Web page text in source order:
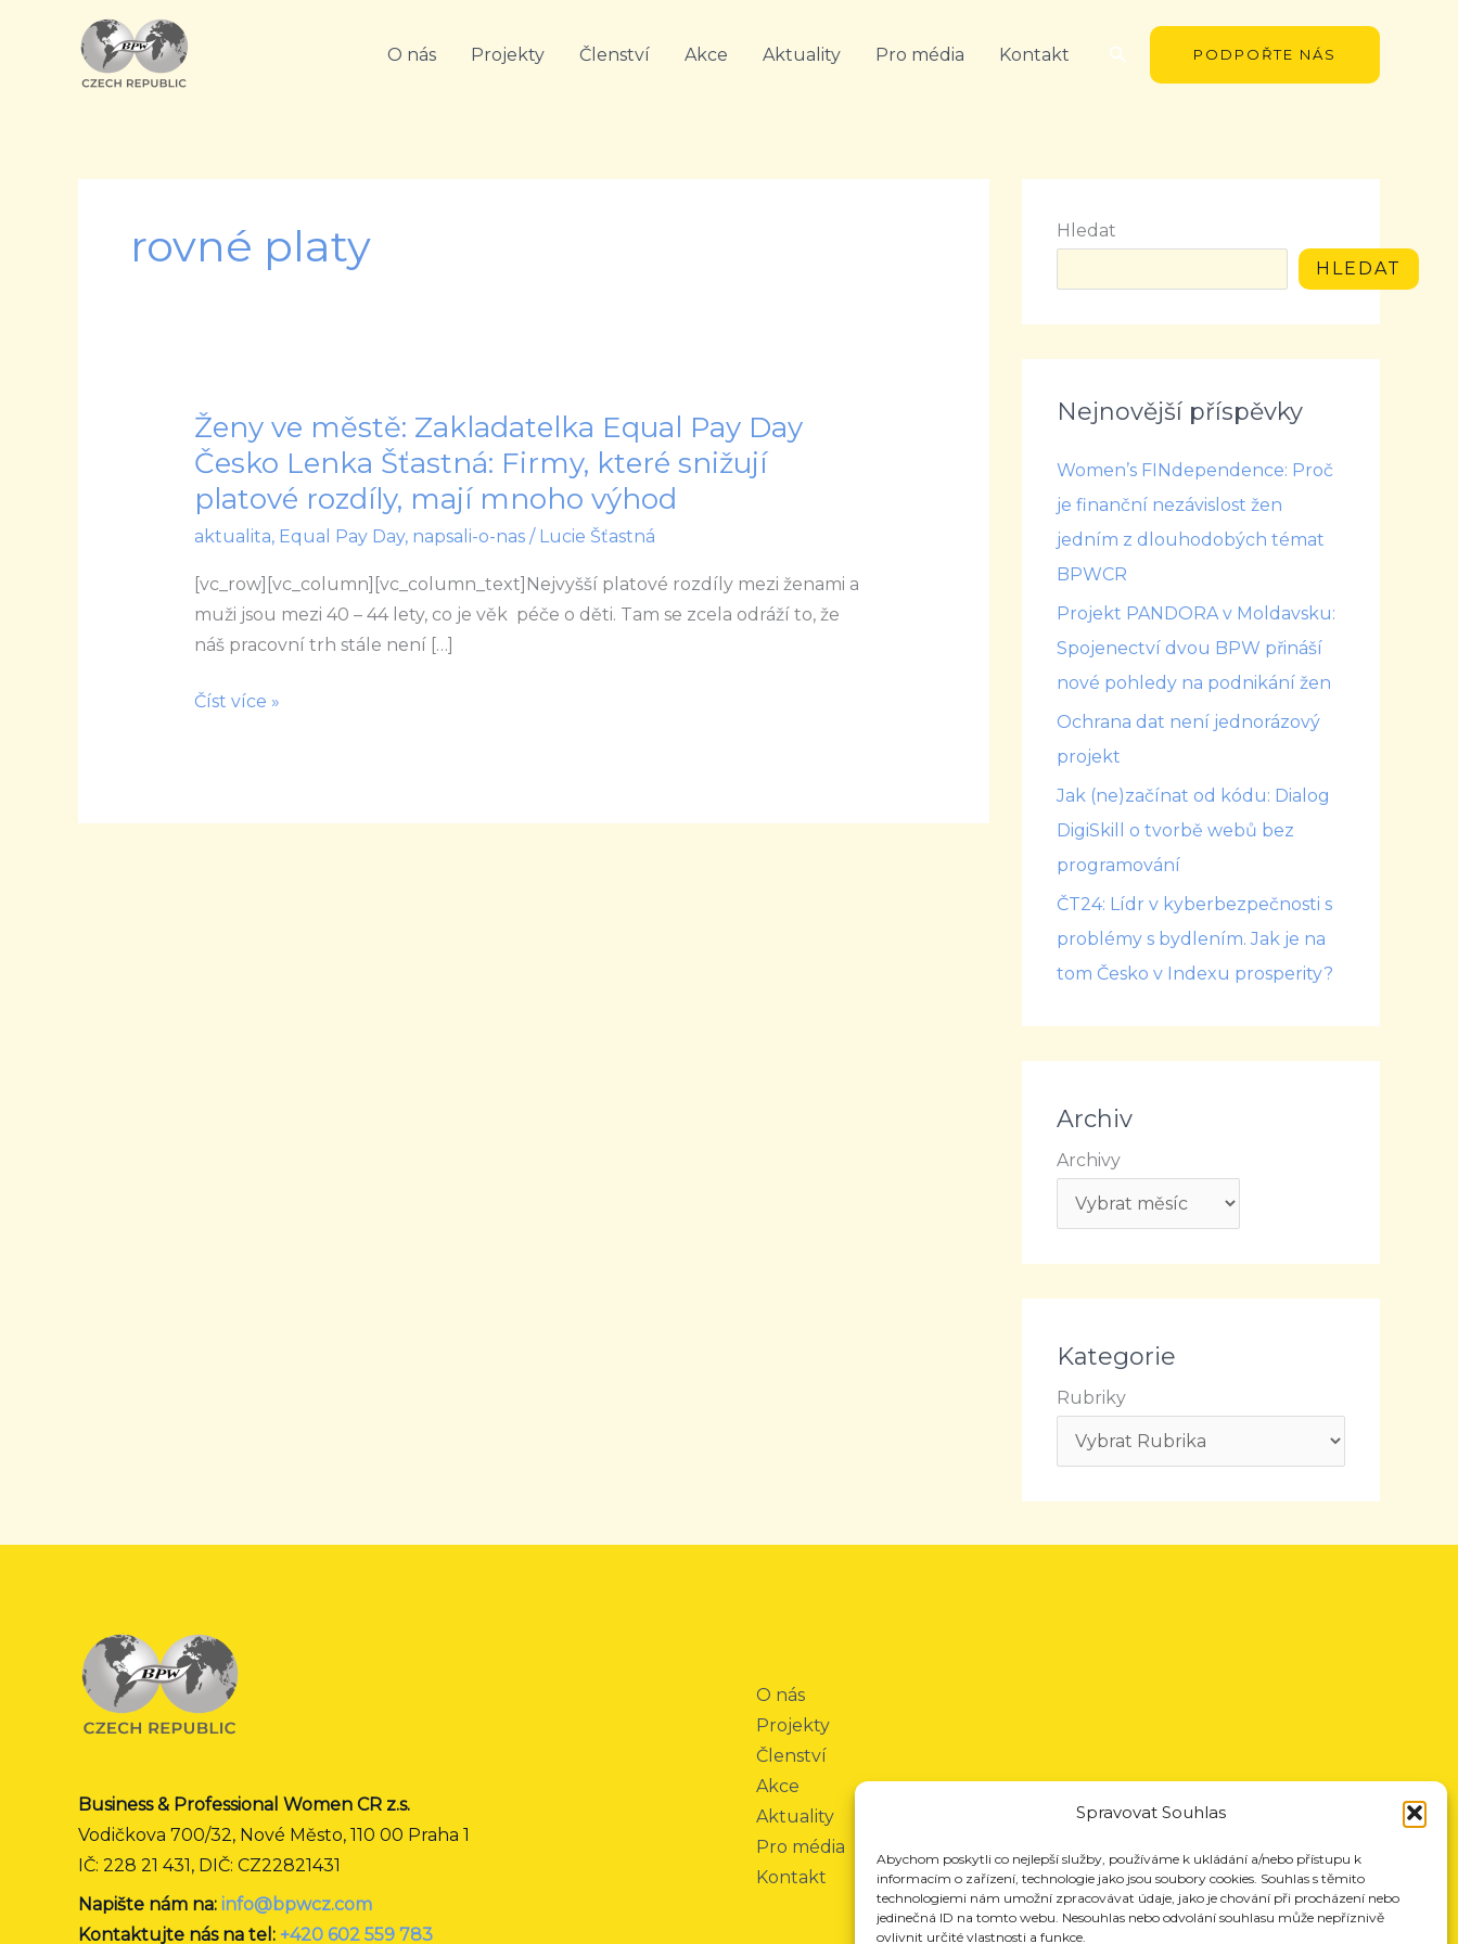
Spravovat Souhlas
Abychom poskytli co nejlepší služby, používáme k ukládání a/nebo přístupu k
informacím o zařízení, technologie jako jsou soubory cookies. Souhlas s těmito
technologiemi nám umožní zpracovávat údaje, jako je chování při procházení nebo
jedinečná ID na tomto webu. Nesouhlas nebo odvolání souhlasu může nepříznivě
ovlivnit určité vlastnosti a funkce.
O nás Projekty Členství Akce Aktuality Pro média Kontakt Hledat PODPOŘTE NÁS
rovné platy
Ženy ve městě: Zakladatelka Equal Pay Day
Česko Lenka Šťastná: Firmy, které snižují
platové rozdíly, mají mnoho výhod
aktualita, Equal Pay Day, napsali-o-nas/ Lucie Šťastná
[vc_row][vc_column][vc_column_text]Nejvyšší platové rozdíly mezi ženami a
muži jsou mezi 40 – 44 lety, co je věk péče o děti. Tam se zcela odráží to, že
náš pracovní trh stále není […]
Ženy
ve
městě:
Zakladatelka
Equal
Pay
Day
Česko
Šťastná:
platové
Číst více »
Hledat
HLEDAT
Nejnovější příspěvky
Women’s FINdependence: Proč
je finanční nezávislost žen
jedním z dlouhodobých témat
BPWCR
Projekt PANDORA v Moldavsku:
Spojenectví dvou BPW přináší
nové pohledy na podnikání žen
Ochrana dat není jednorázový
projekt
Jak (ne)začínat od kódu: Dialog
DigiSkill o tvorbě webů bez
programování
ČT24: Lídr v kyberbezpečnosti s
problémy s bydlením. Jak je na
tom Česko v Indexu prosperity?
Archiv
Archivy
Kategorie
Rubriky
Business & Professional Women CR z.s.
Vodičkova 700/32, Nové Město, 110 00 Praha 1
IČ: 228 21 431, DIČ: CZ22821431
Napište nám na: info@bpwcz.com
Kontaktujte nás na tel: +420 602 559 783
O nás
Projekty
Členství
Akce
Aktuality
Pro média
Kontakt